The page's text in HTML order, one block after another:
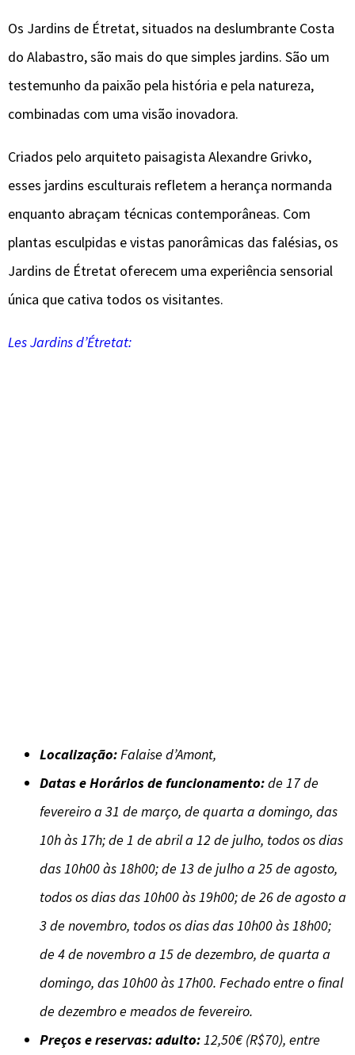
Os Jardins de Étretat, situados na deslumbrante Costa
do Alabastro, são mais do que simples jardins. São um
testemunho da paixão pela história e pela natureza,
combinadas com uma visão inovadora.
Criados pelo arquiteto paisagista Alexandre Grivko,
esses jardins esculturais refletem a herança normanda
enquanto abraçam técnicas contemporâneas. Com
plantas esculpidas e vistas panorâmicas das falésias, os
Jardins de Étretat oferecem uma experiência sensorial
única que cativa todos os visitantes.
Les Jardins d’Étretat:
Localização:Falaise d’Amont,
Datas e Horários de funcionamento:de 17 de
fevereiro a 31 de março, de quarta a domingo, das
10h às 17h; de 1 de abril a 12 de julho, todos os dias
das 10h00 às 18h00; de 13 de julho a 25 de agosto,
todos os dias das 10h00 às 19h00; de 26 de agosto a
3 de novembro, todos os dias das 10h00 às 18h00;
de 4 de novembro a 15 de dezembro, de quarta a
domingo, das 10h00 às 17h00. Fechado entre o final
de dezembro e meados de fevereiro.
Preços e reservas: adulto:12,50€ (R$70), entre